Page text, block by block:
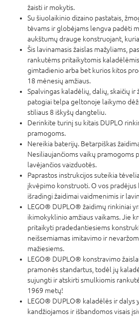
žaisti ir mokytis.
Su šiuolaikinio dizaino pastatais,
tėvams ir globėjams lengva padėti
aukštumų drauge konstruojant,
Šis lavinamasis žaislas mažyliams,
rankutėms pritaikytomis
gimtadienio arba bet kurios kitos
18 mėnesių amžiaus.
Spalvingas kaladėlių, dalių, skaičių
patogiai telpa geltonoje laikymo
stiliaus 8 iškyšų dangteliu.
Derinkite turinį su kitais DUPLO
pramogoms.
Nereikia baterijų. Betarpiškas
Nesiliaujančioms vaikų pramogoms
lavėjančios vaizduotės.
Paprastos instrukcijos suteikia
įkvėpimo konstruoti. O vos pradėjus
išradingi žaidimai vaidmenimis ir
LEGO® DUPLO® žaidimų rinkiniai
ikimokyklinio amžiaus vaikams. Jie
pritaikyti pradedantiesiems
neišsemiamas imitavimo ir
mažiesiems.
LEGO® DUPLO® konstravimo
pramonės standartus, todėl jų
sujungti ir atskirti smulkiomis
1969 metų!
LEGO® DUPLO® kaladėlės ir dalys
kandžiojamos ir išbandomos visais